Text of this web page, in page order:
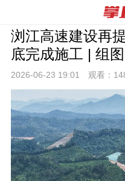
浏江高速建设再
底完成施工 | 组图
2026-06-23 19:01 观看：